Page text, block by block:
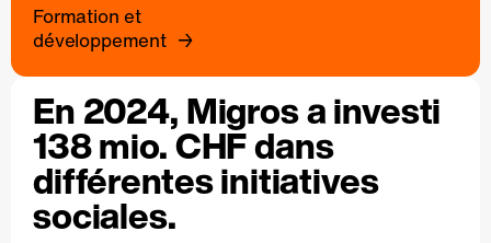
Formation et
développement
En 2024, Migros a investi
138 mio. CHF dans
différentes initiatives
sociales.